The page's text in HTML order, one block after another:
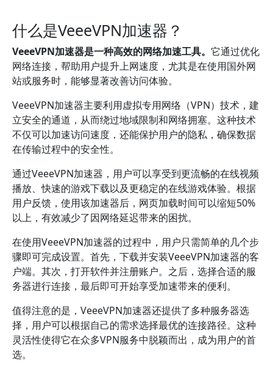
什么是VeeeVPN加速器？
VeeeVPN加速器是一种高效的网络加速工具。 它通过优化
网络连接，帮助用户提升上网速度，尤其是在使用国外网
站或服务时，能够显著改善访问体验。
VeeeVPN加速器主要利用虚拟专用网络（VPN）技术，建
立安全的通道，从而绕过地域限制和网络拥塞。这种技术
不仅可以加速访问速度，还能保护用户的隐私，确保数据
在传输过程中的安全性。
通过VeeeVPN加速器，用户可以享受到更流畅的在线视频
播放、快速的游戏下载以及更稳定的在线游戏体验。根据
用户反馈，使用该加速器后，网页加载时间可以缩短50%
以上，有效减少了因网络延迟带来的困扰。
在使用VeeeVPN加速器的过程中，用户只需简单的几个步
骤即可完成设置。首先，下载并安装VeeeVPN加速器的客
户端。其次，打开软件并注册账户。之后，选择合适的服
务器进行连接，最后即可开始享受加速带来的便利。
值得注意的是，VeeeVPN加速器还提供了多种服务器选
择，用户可以根据自己的需求选择最优的连接路径。这种
灵活性使得它在众多VPN服务中脱颖而出，成为用户的首
选。